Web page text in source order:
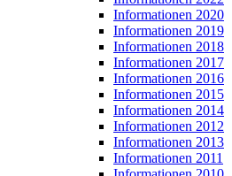
Informationen 2020
Informationen 2019
Informationen 2018
Informationen 2017
Informationen 2016
Informationen 2015
Informationen 2014
Informationen 2012
Informationen 2013
Informationen 2011